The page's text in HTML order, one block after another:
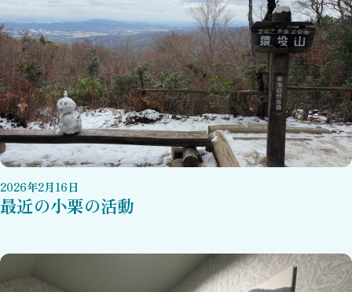
2026年2月16日
最近の小栗の活動